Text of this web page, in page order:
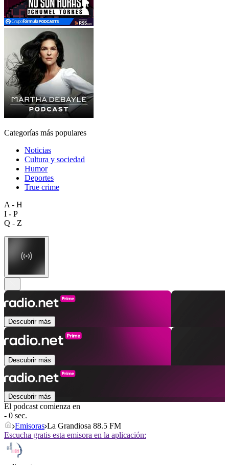
Categorías más populares
Noticias
Cultura y sociedad
Humor
Deportes
True crime
A - H
I - P
Q - Z
Descubrir más
Descubrir más
Descubrir más
El podcast comienza en
- 0 sec.
Emisoras La Grandiosa 88.5 FM
Escucha gratis esta emisora en la aplicación: